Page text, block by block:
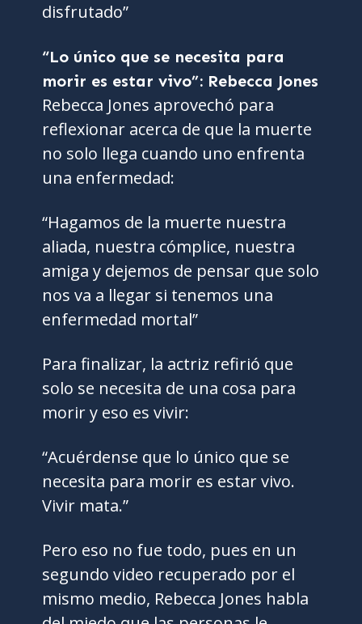
disfrutado”
“Lo único que se necesita para
morir es estar vivo”: Rebecca Jones
Rebecca Jones aprovechó para
reflexionar acerca de que la muerte
no solo llega cuando uno enfrenta
una enfermedad:
“Hagamos de la muerte nuestra
aliada, nuestra cómplice, nuestra
amiga y dejemos de pensar que solo
nos va a llegar si tenemos una
enfermedad mortal”
Para finalizar, la actriz refirió que
solo se necesita de una cosa para
morir y eso es vivir:
“Acuérdense que lo único que se
necesita para morir es estar vivo.
Vivir mata.”
Pero eso no fue todo, pues en un
segundo video recuperado por el
mismo medio, Rebecca Jones habla